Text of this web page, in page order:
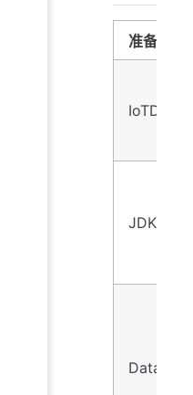
准备内容
IoTDB
JDK
DataEase